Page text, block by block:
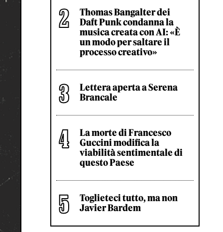
Thomas Bangalter dei
Daft Punk condanna la
musica creata con AI: «È
un modo per saltare il
processo creativo»
Lettera aperta a Serena
Brancale
La morte di Francesco
Guccini modifica la
viabilità sentimentale di
questo Paese
Toglieteci tutto, ma non
Javier Bardem